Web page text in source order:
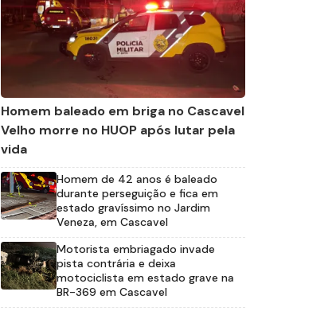
Homem baleado em briga no Cascavel
Velho morre no HUOP após lutar pela
vida
Homem de 42 anos é baleado
durante perseguição e fica em
estado gravíssimo no Jardim
Veneza, em Cascavel
Motorista embriagado invade
pista contrária e deixa
motociclista em estado grave na
BR-369 em Cascavel